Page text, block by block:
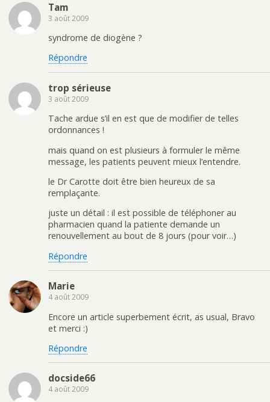
Tam
3 août 2009
syndrome de diogène ?
Répondre
trop sérieuse
3 août 2009
Tache ardue s’il en est que de modifier de telles
ordonnances !
mais quand on est plusieurs à formuler le même
message, les patients peuvent mieux l’entendre.
le Dr Carotte doit être bien heureux de sa
remplaçante.
juste un détail : il est possible de téléphoner au
pharmacien quand la patiente demande un
renouvellement au bout de 8 jours (pour voir…)
Répondre
Marie
4 août 2009
Encore un article superbement écrit, as usual, Bravo
et merci :)
Répondre
docside66
4 août 2009